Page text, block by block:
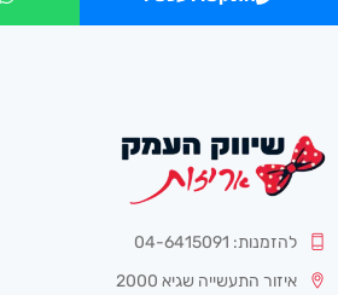
להזמנות: 04-6415091
איזור התעשייה שגיא 2000